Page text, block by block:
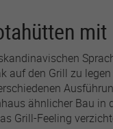
Zweck
auf den Grill zu
ähnlicher Bau in
Grill-Feeling